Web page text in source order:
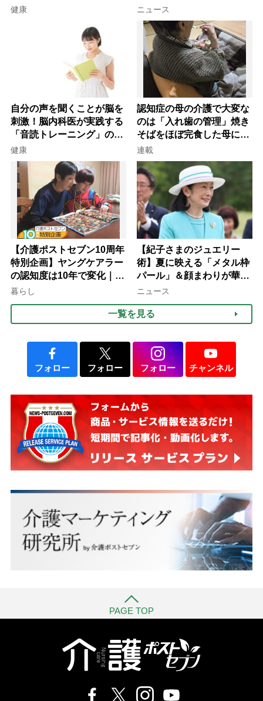
を元気にする音読の習慣」
健康 ニュース
自分の声を聞くことが脳を
刺激！脳内科医が実践する
「音読トレーニング」の極
意
健康
認知症の母の介護で大変な
のは「入れ歯の管理」焼き
そばをほぼ完食した母に息
子が血の気が引いた理由
連載
【介護ポストセブン10周年
特別企画】ヤングケアラー
の認知度は10年で変化｜流
行語大賞にノミネート、法
暮らし
【紀子さまのジュエリー
術】夏に映える「メタル枠
パール」＆顔まわりが華や
ぐ「揺れる一粒」の使い分
ニュース
一覧を見る
フォロー フォロー フォロー チャンネル
PAGE TOP